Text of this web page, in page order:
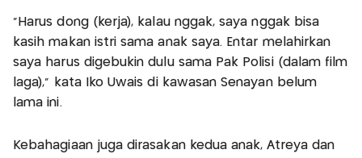
"Harus dong (kerja), kalau nggak, saya nggak bisa
kasih makan istri sama anak saya. Entar melahirkan
saya harus digebukin dulu sama Pak Polisi (dalam film
laga)," kata Iko Uwais di kawasan Senayan belum
lama ini.
Kebahagiaan juga dirasakan kedua anak, Atreya dan